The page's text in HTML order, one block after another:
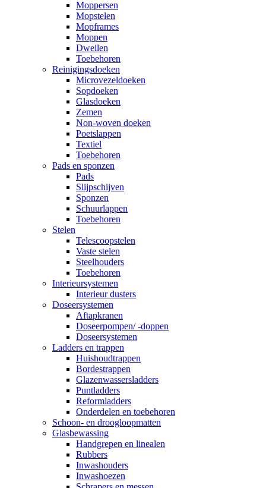
Moppersen
Mopstelen
Mopframes
Moppen
Dweilen
Toebehoren
Reinigingsdoeken
Microvezeldoeken
Sopdoeken
Glasdoeken
Zemen
Non-woven doeken
Poetslappen
Textiel
Toebehoren
Pads en sponzen
Pads
Slijpschijven
Sponzen
Schuurlappen
Toebehoren
Stelen
Telescoopstelen
Vaste stelen
Steelhouders
Toebehoren
Interieursystemen
Interieur dusters
Doseersystemen
Aftapkranen
Doseerpompen/ -doppen
Doseersystemen
Ladders en trappen
Huishoudtrappen
Bordestrappen
Glazenwassersladders
Puntladders
Reformladders
Onderdelen en toebehoren
Schoon- en droogloopmatten
Glasbewassing
Handgrepen en linealen
Rubbers
Inwashouders
Inwashoezen